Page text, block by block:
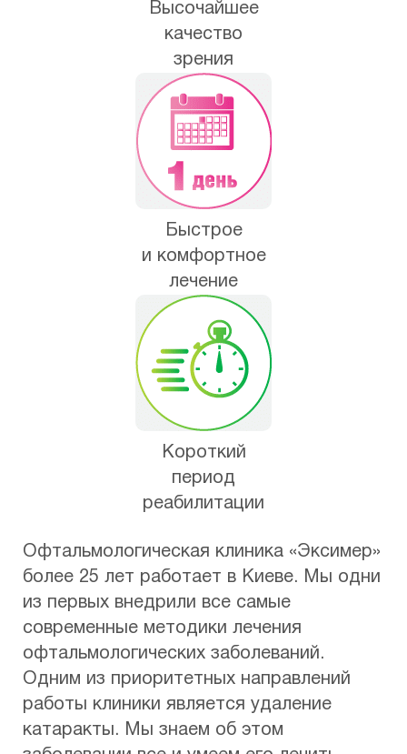
Высочайшее
качество
зрения
Быстрое
и комфортное
лечение
Короткий
период
реабилитации
Офтальмологическая клиника «Эксимер»
более 25 лет работает в Киеве. Мы одни
из первых внедрили все самые
современные методики лечения
офтальмологических заболеваний.
Одним из приоритетных направлений
работы клиники является удаление
катаракты. Мы знаем об этом